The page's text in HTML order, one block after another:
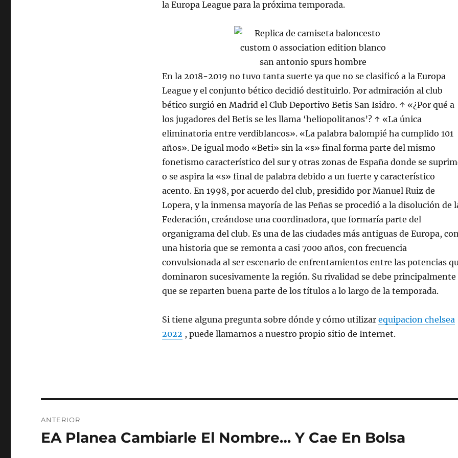
la Europa League para la próxima temporada.
En la 2018-2019 no tuvo tanta suerte ya que no se clasificó a la Europa
League y el conjunto bético decidió destituirlo. Por admiración al club
bético surgió en Madrid el Club Deportivo Betis San Isidro. ↑ «¿Por qué a
los jugadores del Betis se les llama ‘heliopolitanos’? ↑ «La única
eliminatoria entre verdiblancos». «La palabra balompié ha cumplido 101
años». De igual modo «Beti» sin la «s» final forma parte del mismo
fonetismo característico del sur y otras zonas de España donde se
o se aspira la «s» final de palabra debido a un fuerte y característico
acento. En 1998, por acuerdo del club, presidido por Manuel Ruiz de
Lopera, y la inmensa mayoría de las Peñas se procedió a la disolución de
Federación, creándose una coordinadora, que formaría parte del
organigrama del club. Es una de las ciudades más antiguas de Europa,
una historia que se remonta a casi 7000 años, con frecuencia
convulsionada al ser escenario de enfrentamientos entre las potencias
dominaron sucesivamente la región. Su rivalidad se debe principalmente
que se reparten buena parte de los títulos a lo largo de la temporada.
Si tiene alguna pregunta sobre dónde y cómo utilizar equipacion chelsea
2022 , puede llamarnos a nuestro propio sitio de Internet.
de
ANTERIOR
Entrada
EA Planea Cambiarle El Nombre… Y Cae En Bolsa